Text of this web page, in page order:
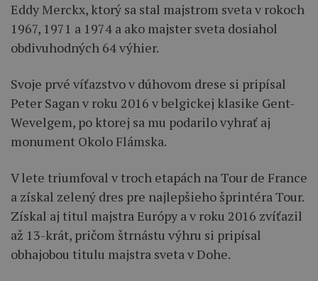
Eddy Merckx, ktorý sa stal majstrom sveta v rokoch
1967, 1971 a 1974 a ako majster sveta dosiahol
obdivuhodných 64 výhier.
Svoje prvé víťazstvo v dúhovom drese si pripísal
Peter Sagan v roku 2016 v belgickej klasike Gent-
Wevelgem, po ktorej sa mu podarilo vyhrať aj
monument Okolo Flámska.
V lete triumfoval v troch etapách na Tour de France
a získal zelený dres pre najlepšieho šprintéra Tour.
Získal aj titul majstra Európy a v roku 2016 zvíťazil
až 13-krát, pričom štrnástu výhru si pripísal
obhajobou titulu majstra sveta v Dohe.